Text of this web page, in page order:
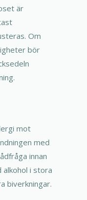
är
Om
bör
mot
med
innan
i stora
biverkningar.